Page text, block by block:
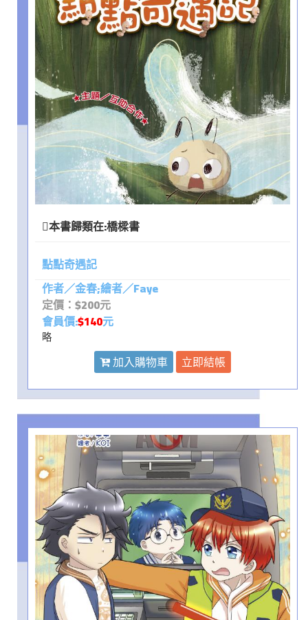
本書歸類在:橋樑書
點點奇遇記
作者／金春;繪者／Faye
定價：$200元
會員價:$140元
略
加入購物車 立即結帳